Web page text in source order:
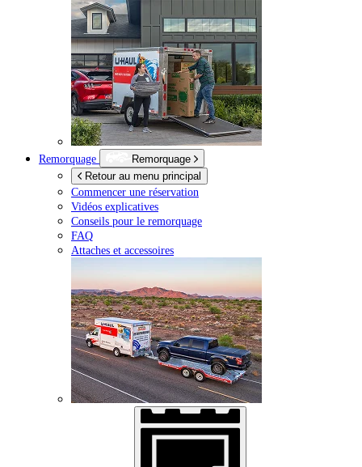
Remorquage
Remorquage
Retour au menu principal
Commencer une réservation
Vidéos explicatives
Conseils pour le remorquage
FAQ
Attaches et accessoires